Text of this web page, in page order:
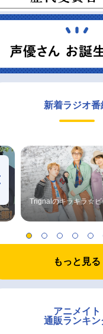
新着ラジオ番
Trignalのキラキラ☆ビ
もっと見る
アニメイト
通販ランキン